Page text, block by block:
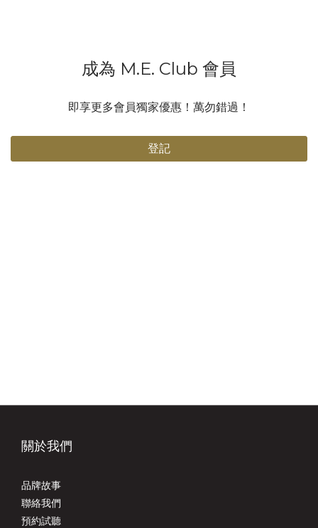
達指令，例如調整演唱、開始或停止，確保演出順利進行。遇到突
容，唔會亂晒大龍！ 有人會問：「戴耳機咪聽唔到粉絲尖叫？」放
點會忽略你哋啊！💕 所以話，呢對耳機真係演唱會嘅秘密武器，冇
咗佢，歌手嘅表現可能就冇咁完美喇！下次睇演唱會，見到歌手戴
成為 M.E. Club 會員
即享更多會員獨家優惠！萬勿錯過！
登記
關於我們
品牌故事
聯絡我們
預約試聽